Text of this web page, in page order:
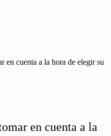
en cuenta a la hora de elegir su
en cuenta a la